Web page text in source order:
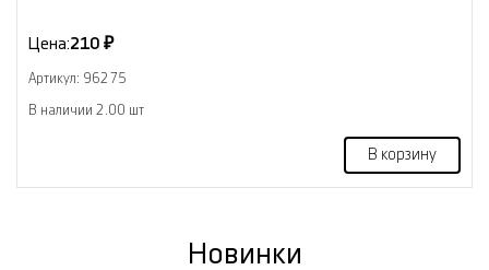
Цена:210 ₽
Артикул: 96275
В наличии 2.00 шт
В корзину
Новинки